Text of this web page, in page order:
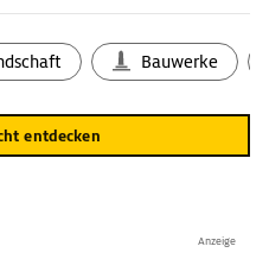
Bauwerke
entdecken
Anzeige